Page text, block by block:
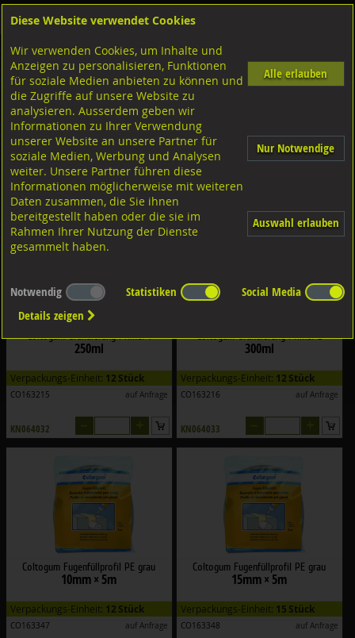
Shop Chemische Produkte
Coltogum Dichten/Schäumen/Kleben
Diverse Produkte Coltogum
Zubehör
Filter nach Dimensionen:
×
Filter zurücksetzen
Coltogum Grundierung Primer 1
250ml
Verpackungs-Einheit: 12 Stück
CO163215 auf Anfrage
KN064032
Coltogum Grundierung Primer 2
300ml
Verpackungs-Einheit: 12 Stück
CO163216 auf Anfrage
KN064033
Coltogum Fugenfüllprofil PE grau
10mm × 5m
Verpackungs-Einheit: 12 Stück
CO163347 auf Anfrage
Coltogum Fugenfüllprofil PE grau
15mm × 5m
Verpackungs-Einheit: 15 Stück
CO163348 auf Anfrage
Diese Website verwendet Cookies
Wir verwenden Cookies, um Inhalte und
Anzeigen zu personalisieren, Funktionen
für soziale Medien anbieten zu können und
die Zugriffe auf unsere Website zu
analysieren. Ausserdem geben wir
Informationen zu Ihrer Verwendung
unserer Website an unsere Partner für
soziale Medien, Werbung und Analysen
weiter. Unsere Partner führen diese
Informationen möglicherweise mit weiteren
Daten zusammen, die Sie ihnen
bereitgestellt haben oder die sie im
Rahmen Ihrer Nutzung der Dienste
gesammelt haben.
Alle erlauben
Nur Notwendige
Auswahl erlauben
Notwendig Statistiken
Social Media
Details zeigen